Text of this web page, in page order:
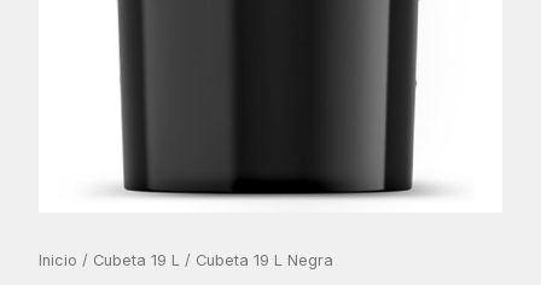
Inicio / Cubeta 19 L / Cubeta 19 L Negra